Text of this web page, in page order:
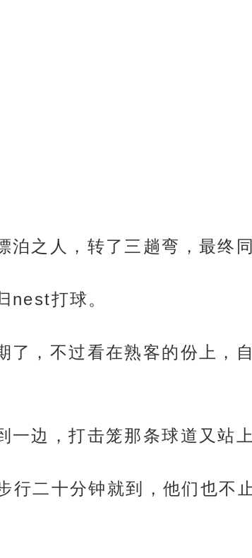
之人，转了三趟弯，最终
nest打球。
，不过看在熟客的份上，
边，打击笼那条球道又站
二十分钟就到，他们也不